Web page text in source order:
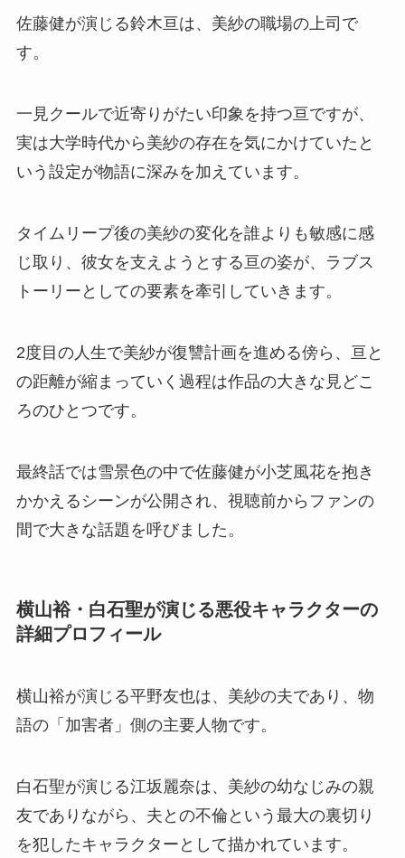
佐藤健が演じる鈴木亘は、美紗の職場の上司で
す。
一見クールで近寄りがたい印象を持つ亘ですが、
実は大学時代から美紗の存在を気にかけていたと
いう設定が物語に深みを加えています。
タイムリープ後の美紗の変化を誰よりも敏感に感
じ取り、彼女を支えようとする亘の姿が、ラブス
トーリーとしての要素を牽引していきます。
2度目の人生で美紗が復讐計画を進める傍ら、亘と
の距離が縮まっていく過程は作品の大きな見どこ
ろのひとつです。
最終話では雪景色の中で佐藤健が小芝風花を抱き
かかえるシーンが公開され、視聴前からファンの
間で大きな話題を呼びました。
横山裕・白石聖が演じる悪役キャラクターの
詳細プロフィール
横山裕が演じる平野友也は、美紗の夫であり、物
語の「加害者」側の主要人物です。
白石聖が演じる江坂麗奈は、美紗の幼なじみの親
友でありながら、夫との不倫という最大の裏切り
を犯したキャラクターとして描かれています。